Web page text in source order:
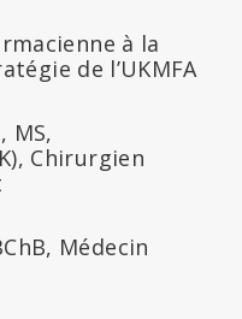
à la
de l’UKMFA
MS,
Chirurgien
Médecin